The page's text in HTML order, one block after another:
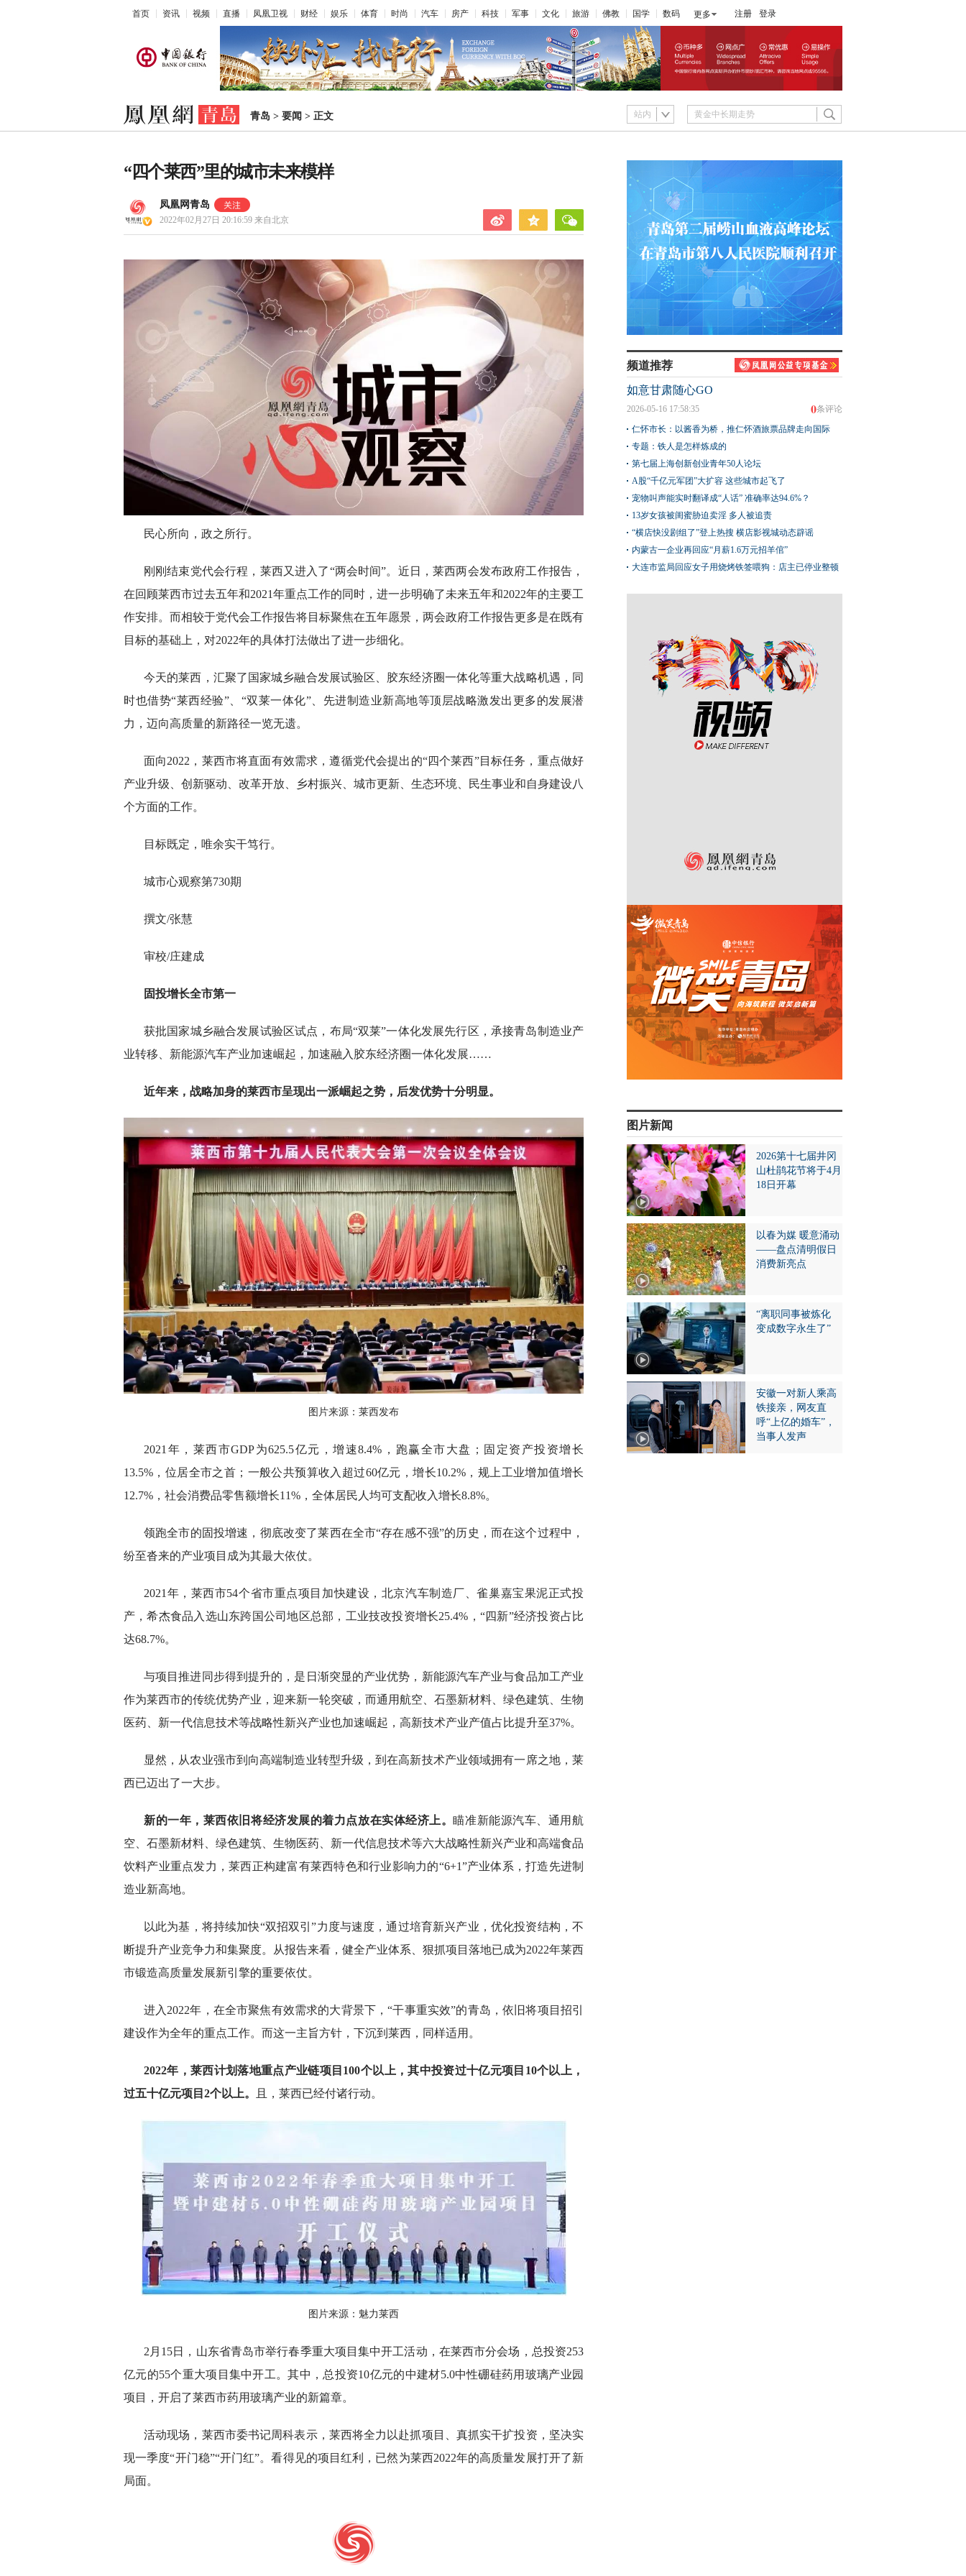
首页 资讯 视频 直播 凤凰卫视 财经 娱乐 体育 时尚 汽车 房产 科技 军事 文化 旅游 佛教 国学 数码 更多 注册 登录
青岛 > 要闻 > 正文 站内
“四个莱西”里的城市未来模样
凤凰网青岛
2022年02月27日 20:16:59 来自北京
民心所向，政之所行。
刚刚结束党代会行程，莱西又进入了“两会时间”。近日，莱西两会发布政府工作报告，
在回顾莱西市过去五年和2021年重点工作的同时，进一步明确了未来五年和2022年的主要工
作安排。而相较于党代会工作报告将目标聚焦在五年愿景，两会政府工作报告更多是在既有
目标的基础上，对2022年的具体打法做出了进一步细化。
今天的莱西，汇聚了国家城乡融合发展试验区、胶东经济圈一体化等重大战略机遇，同
时也借势“莱西经验”、“双莱一体化”、先进制造业新高地等顶层战略激发出更多的发展潜
力，迈向高质量的新路径一览无遗。
面向2022，莱西市将直面有效需求，遵循党代会提出的“四个莱西”目标任务，重点做好
产业升级、创新驱动、改革开放、乡村振兴、城市更新、生态环境、民生事业和自身建设八
个方面的工作。
目标既定，唯余实干笃行。
城市心观察第730期
撰文/张慧
审校/庄建成
固投增长全市第一
获批国家城乡融合发展试验区试点，布局“双莱”一体化发展先行区，承接青岛制造业产
业转移、新能源汽车产业加速崛起，加速融入胶东经济圈一体化发展……
近年来，战略加身的莱西市呈现出一派崛起之势，后发优势十分明显。
图片来源：莱西发布
2021年，莱西市GDP为625.5亿元，增速8.4%，跑赢全市大盘；固定资产投资增长
13.5%，位居全市之首；一般公共预算收入超过60亿元，增长10.2%，规上工业增加值增长
12.7%，社会消费品零售额增长11%，全体居民人均可支配收入增长8.8%。
领跑全市的固投增速，彻底改变了莱西在全市“存在感不强”的历史，而在这个过程中，
纷至沓来的产业项目成为其最大依仗。
2021年，莱西市54个省市重点项目加快建设，北京汽车制造厂、雀巢嘉宝果泥正式投
产，希杰食品入选山东跨国公司地区总部，工业技改投资增长25.4%，“四新”经济投资占比
达68.7%。
与项目推进同步得到提升的，是日渐突显的产业优势，新能源汽车产业与食品加工产业
作为莱西市的传统优势产业，迎来新一轮突破，而通用航空、石墨新材料、绿色建筑、生物
医药、新一代信息技术等战略性新兴产业也加速崛起，高新技术产业产值占比提升至37%。
显然，从农业强市到向高端制造业转型升级，到在高新技术产业领域拥有一席之地，莱
西已迈出了一大步。
新的一年，莱西依旧将经济发展的着力点放在实体经济上。瞄准新能源汽车、通用航
空、石墨新材料、绿色建筑、生物医药、新一代信息技术等六大战略性新兴产业和高端食品
饮料产业重点发力，莱西正构建富有莱西特色和行业影响力的“6+1”产业体系，打造先进制
造业新高地。
以此为基，将持续加快“双招双引”力度与速度，通过培育新兴产业，优化投资结构，不
断提升产业竞争力和集聚度。从报告来看，健全产业体系、狠抓项目落地已成为2022年莱西
市锻造高质量发展新引擎的重要依仗。
进入2022年，在全市聚焦有效需求的大背景下，“干事重实效”的青岛，依旧将项目招引
建设作为全年的重点工作。而这一主旨方针，下沉到莱西，同样适用。
2022年，莱西计划落地重点产业链项目100个以上，其中投资过十亿元项目10个以上，
过五十亿元项目2个以上。
且，莱西已经付诸行动。
图片来源：魅力莱西
2月15日，山东省青岛市举行春季重大项目集中开工活动，在莱西市分会场，总投资253
亿元的55个重大项目集中开工。其中，总投资10亿元的中建材5.0中性硼硅药用玻璃产业园
项目，开启了莱西市药用玻璃产业的新篇章。
活动现场，莱西市委书记周科表示，莱西将全力以赴抓项目、真抓实干扩投资，坚决实
现一季度“开门稳”“开门红”。看得见的项目红利，已然为莱西2022年的高质量发展打开了新
局面。
频道推荐
如意甘肃随心GO
0条评论
2026-05-16 17:58:35
仁怀市长：以酱香为桥，推仁怀酒旅票品牌走向国际
专题：铁人是怎样炼成的
第七届上海创新创业青年50人论坛
A股“千亿元军团”大扩容 这些城市起飞了
宠物叫声能实时翻译成“人话” 准确率达94.6%？
13岁女孩被闺蜜胁迫卖淫 多人被追责
“横店快没剧组了”登上热搜 横店影视城动态辟谣
内蒙古一企业再回应“月薪1.6万元招羊倌”
大连市监局回应女子用烧烤铁签喂狗：店主已停业整顿
图片新闻
2026第十七届井冈
山杜鹃花节将于4月
18日开幕
以春为媒 暖意涌动
——盘点清明假日
消费新亮点
“离职同事被炼化
变成数字永生了”
安徽一对新人乘高
铁接亲，网友直
呼“上亿的婚车”，
当事人发声